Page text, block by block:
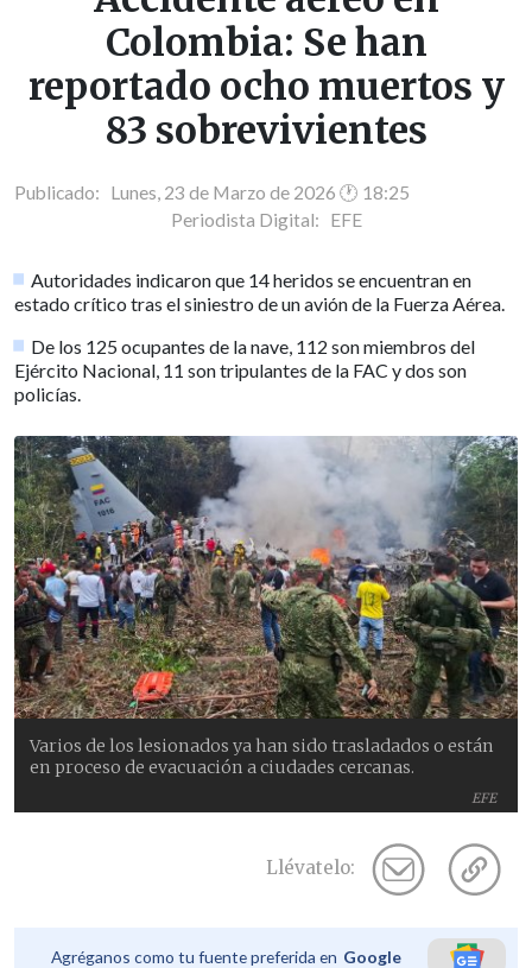
Colombia: Se han
reportado ocho muertos y
83 sobrevivientes
Publicado: Lunes, 23 de Marzo de 2026 🕐 18:25
Periodista Digital: EFE
Autoridades indicaron que 14 heridos se encuentran en
estado crítico tras el siniestro de un avión de la Fuerza Aérea.
De los 125 ocupantes de la nave, 112 son miembros del
Ejército Nacional, 11 son tripulantes de la FAC y dos son
policías.
EFE
Varios de los lesionados ya han sido trasladados o están
en proceso de evacuación a ciudades cercanas.
Llévatelo:
Agréganos como tu fuente preferida en Google